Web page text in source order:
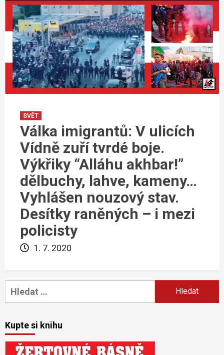
SVĚT
Válka imigrantů: V ulicích
Vídně zuří tvrdé boje.
Výkřiky “Alláhu akhbar!”
dělbuchy, lahve, kameny…
Vyhlášen nouzový stav.
Desítky raněných – i mezi
policisty
1. 7. 2020
Vyhledávání
Kupte si knihu